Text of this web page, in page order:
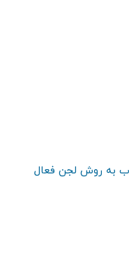
به روش لجن فعال